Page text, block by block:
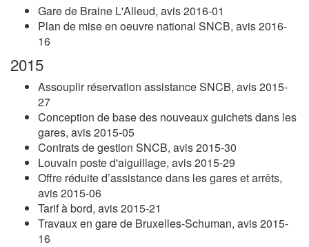
Gare de Braine L'Alleud, avis 2016-01
Plan de mise en oeuvre national SNCB, avis 2016-
16
2015
Assouplir réservation assistance SNCB, avis 2015-
27
Conception de base des nouveaux guichets dans les
gares, avis 2015-05
Contrats de gestion SNCB, avis 2015-30
Louvain poste d'aiguillage, avis 2015-29
Offre réduite d’assistance dans les gares et arrêts,
avis 2015-06
Tarif à bord, avis 2015-21
Travaux en gare de Bruxelles-Schuman, avis 2015-
16